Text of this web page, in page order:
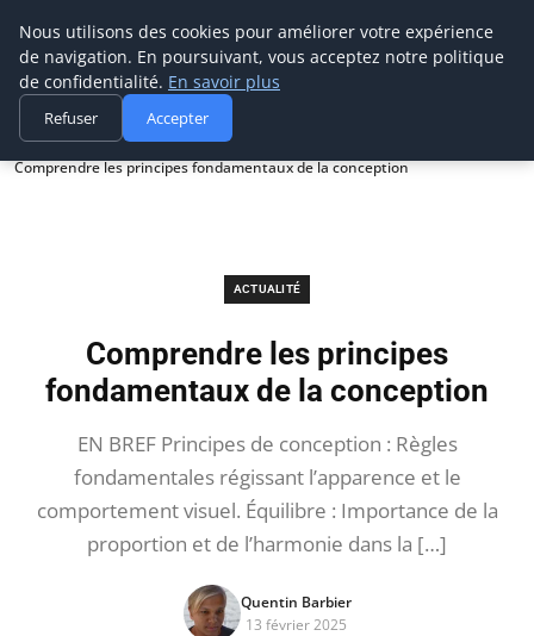
Prospection Pro
Accueil
Actualité
Comprendre les principes fondamentaux de la conception
ACTUALITÉ
Comprendre les principes
fondamentaux de la conception
EN BREF Principes de conception : Règles
fondamentales régissant l’apparence et le
comportement visuel. Équilibre : Importance de la
proportion et de l’harmonie dans la […]
Quentin Barbier
13 février 2025
Nous utilisons des cookies pour améliorer votre expérience
de navigation. En poursuivant, vous acceptez notre politique
de confidentialité. En savoir plus
Refuser Accepter